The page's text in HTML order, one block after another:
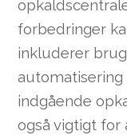
forbedringer
inkluderer
indgående
også vigtigt